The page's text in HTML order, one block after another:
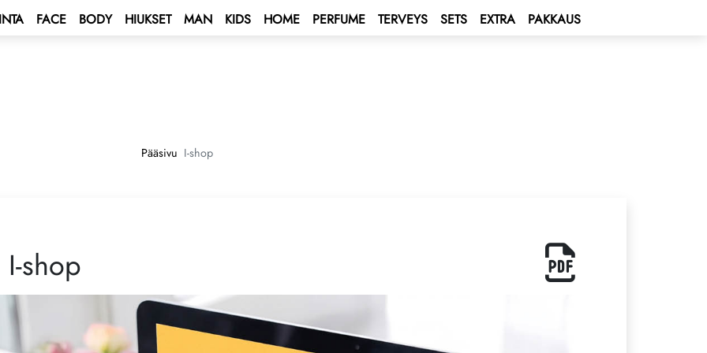
FACE BODY HIUKSET MAN KIDS HOME PERFUME TERVEYS SETS EXTRA PAKKAUS
– voita auto
AUTO PROGRAM 🚘
Pääsivu I-shop
I-shop